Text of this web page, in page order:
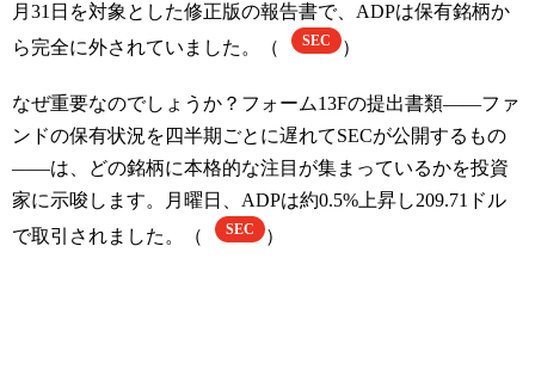
月31日を対象とした修正版の報告書で、ADPは保有銘柄か
ら完全に外されていました。（
SEC ）
なぜ重要なのでしょうか？フォーム13Fの提出書類――ファ
ンドの保有状況を四半期ごとに遅れてSECが公開するもの
――は、どの銘柄に本格的な注目が集まっているかを投資
家に示唆します。月曜日、ADPは約0.5%上昇し209.71ドル
で取引されました。（
SEC ）